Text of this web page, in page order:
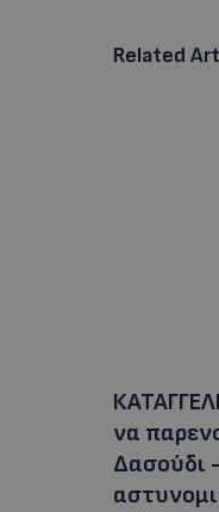
Related
να
Δασούδι